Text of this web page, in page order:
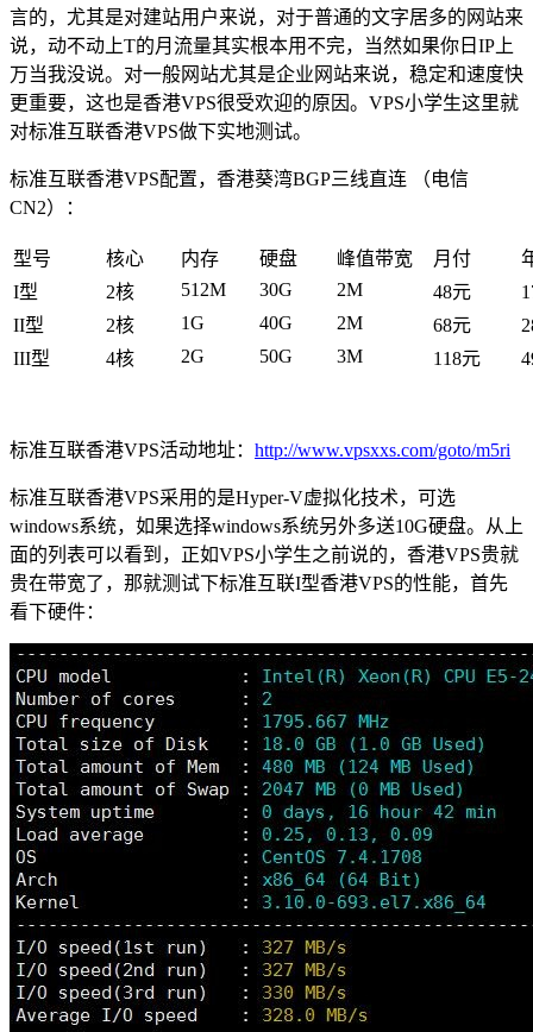
言的，尤其是对建站用户来说，对于普通的文字居多的网站来
说，动不动上T的月流量其实根本用不完，当然如果你日IP上
万当我没说。对一般网站尤其是企业网站来说，稳定和速度快
更重要，这也是香港VPS很受欢迎的原因。VPS小学生这里就
对标准互联香港VPS做下实地测试。
标准互联香港VPS配置，香港葵湾BGP三线直连 （电信
CN2）：
型号 核心 内存 硬盘 峰值带宽 月付
I型
2核 512M 30G 2M 48元
II型
2核 1G 40G 2M 68元
III型
4核 2G 50G 3M 118元
标准互联香港VPS活动地址： http://www.vpsxxs.com/goto/m5ri
标准互联香港VPS采用的是Hyper-V虚拟化技术，可选
windows系统，如果选择windows系统另外多送10G硬盘。从上
面的列表可以看到，正如VPS小学生之前说的，香港VPS贵就
贵在带宽了，那就测试下标准互联I型香港VPS的性能，首先
看下硬件：